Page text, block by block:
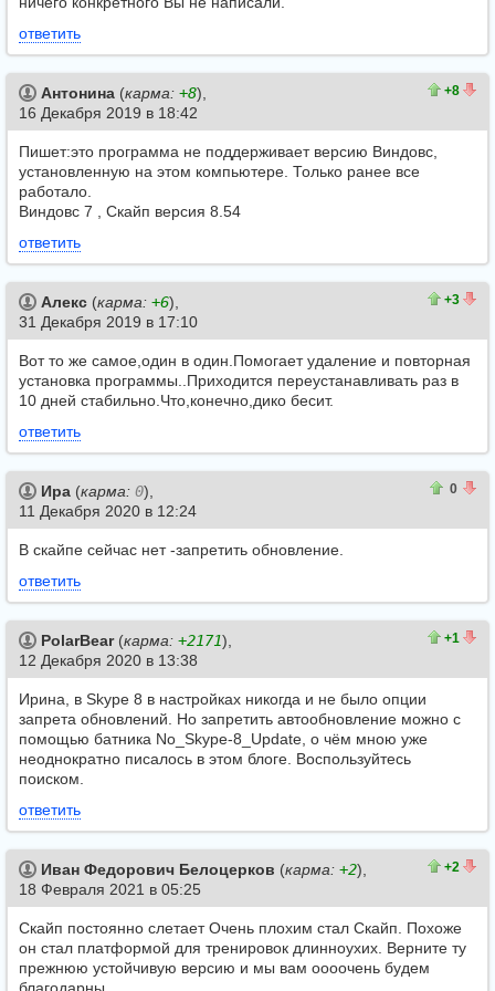
ответить
+8
Антонина (карма: +8),
16 Декабря 2019 в 18:42
Пишет:это программа не поддерживает версию Виндовс,
установленную на этом компьютере. Только ранее все
работало.
Виндовс 7 , Скайп версия 8.54
ответить
+3
Алекс (карма: +6),
31 Декабря 2019 в 17:10
Вот то же самое,один в один.Помогает удаление и повторная
установка программы..Приходится переустанавливать раз в
10 дней стабильно.Что,конечно,дико бесит.
ответить
0
Ира (карма: 0),
11 Декабря 2020 в 12:24
В скайпе сейчас нет -запретить обновление.
ответить
+1
PolarBear(карма: +2171),
12 Декабря 2020 в 13:38
Ирина, в Skype 8 в настройках никогда и не было опции
запрета обновлений. Но запретить автообновление можно с
помощью батника No_Skype-8_Update, о чём мною уже
неоднократно писалось в этом блоге. Воспользуйтесь
поиском.
ответить
2 +2
Иван Федорович Белоцерков (карма: +2),
18 Февраля 2021 в 05:25
Скайп постоянно слетает Очень плохим стал Скайп. Похоже
он стал платформой для тренировок длинноухих. Верните ту
прежнюю устойчивую версию и мы вам оооочень будем